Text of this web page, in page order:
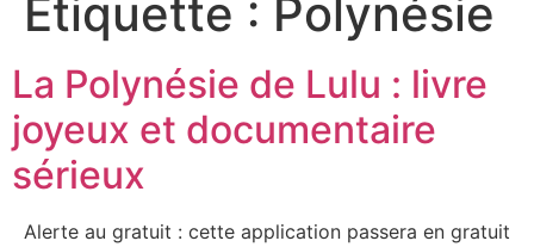
Étiquette : Polynésie
La Polynésie de Lulu : livre
joyeux et documentaire
sérieux
Alerte au gratuit : cette application passera en gratuit